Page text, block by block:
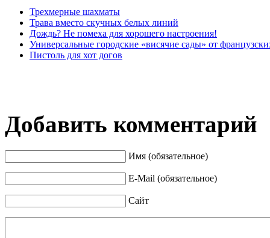
Трехмерные шахматы
Трава вместо скучных белых линий
Дождь? Не помеха для хорошего настроения!
Универсальные городские «висячие сады» от
Пистоль для хот догов
Добавить комментарий
Имя (обязательное)
E-Mail (обязательное)
Сайт